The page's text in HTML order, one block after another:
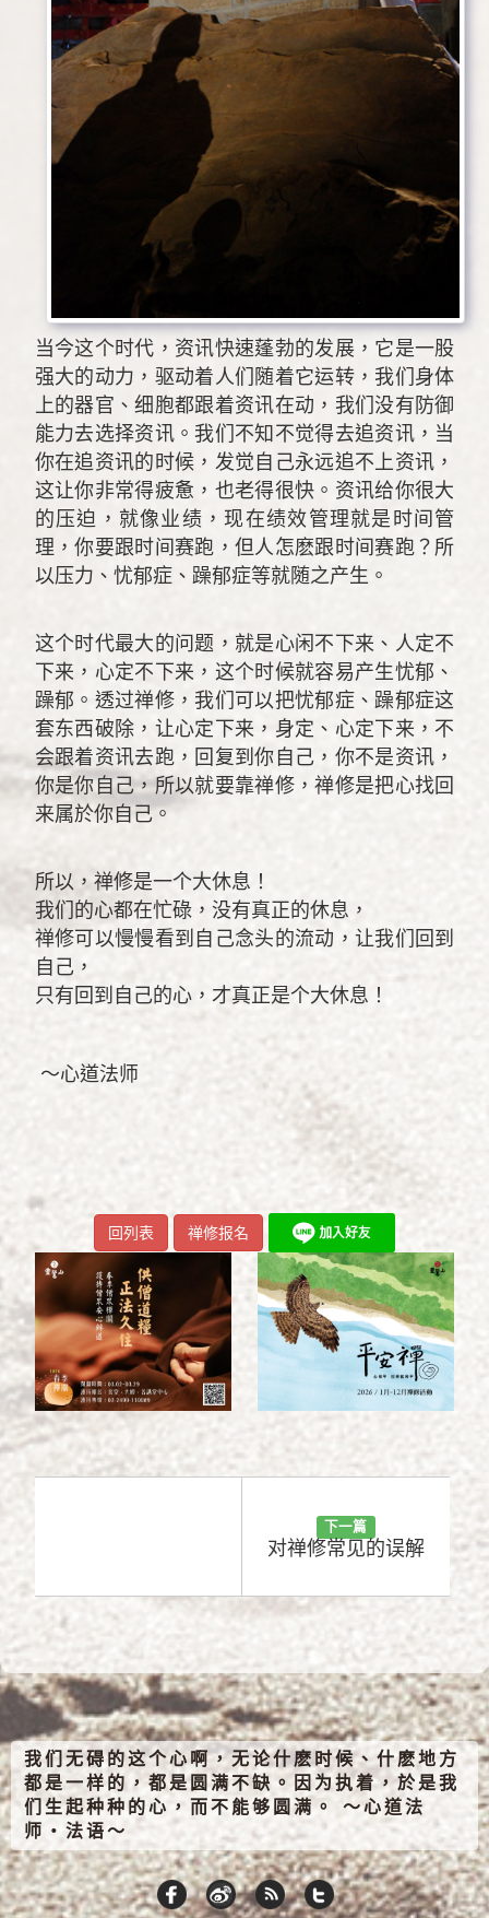
当今这个时代，资讯快速蓬勃的发展，它是一股
强大的动力，驱动着人们随着它运转，我们身体
上的器官、细胞都跟着资讯在动，我们没有防御
能力去选择资讯。我们不知不觉得去追资讯，当
你在追资讯的时候，发觉自己永远追不上资讯，
这让你非常得疲惫，也老得很快。资讯给你很大
的压迫，就像业绩，现在绩效管理就是时间管
理，你要跟时间赛跑，但人怎麽跟时间赛跑？所
以压力、忧郁症、躁郁症等就随之产生。
这个时代最大的问题，就是心闲不下来、人定不
下来，心定不下来，这个时候就容易产生忧郁、
躁郁。透过禅修，我们可以把忧郁症、躁郁症这
套东西破除，让心定下来，身定、心定下来，不
会跟着资讯去跑，回复到你自己，你不是资讯，
你是你自己，所以就要靠禅修，禅修是把心找回
来属於你自己。
所以，禅修是一个大休息！
我们的心都在忙碌，没有真正的休息，
禅修可以慢慢看到自己念头的流动，让我们回到
自己，
只有回到自己的心，才真正是个大休息！
～心道法师
回列表 禅修报名
下一篇
对禅修常见的误解
我们无碍的这个心啊，无论什麽时候、什麽地方
都是一样的，都是圆满不缺。因为执着，於是我
们生起种种的心，而不能够圆满。 ～心道法
师‧法语～